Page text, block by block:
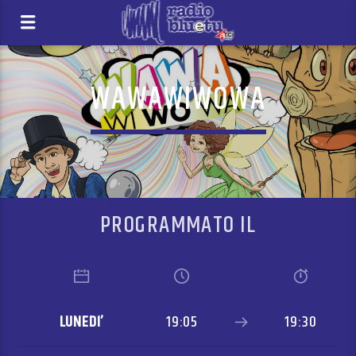
WAWAWIWOWA
PROGRAMMATO IL
LUNEDI’ 19:05 19:30